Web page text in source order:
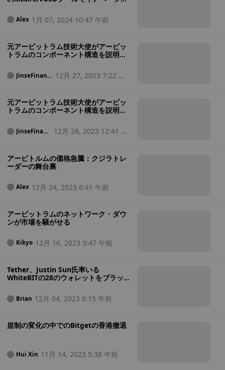
Alex 1月 07, 2024 10:47 午前
元アービットラム技術大使がアービッ
トラムのコンポーネント構造を説明
JinseFinanc
12月 27, 2023 7:22 午
元アービットラム技術大使がアービッ
トラムのコンポーネント構造を説明
JinseFinanc
12月 26, 2023 12:41 午
アービトルムの価格急騰：クジラトレ
ーダーの舞台裏
Alex 12月 24, 2023 6:41 午前
アービットラムのネットワーク・ダウ
ンが市場を騒がせる
Kikyo 12月 16, 2023 3:47 午前
Tether、Justin Sun氏率いる
WhiteBITの28のウォレットをブラッ
Brian 12月 04, 2023 6:15 午前
規制の変化の中でのBitgetの香港撤退
Hui Xin 11月 14, 2023 5:38 午前